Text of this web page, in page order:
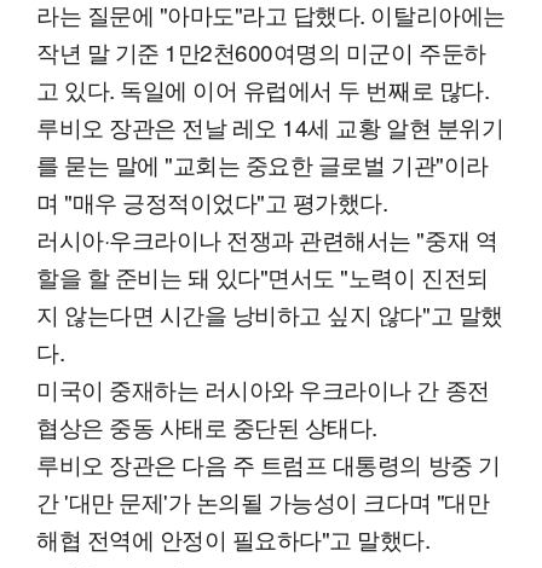
라는 질문에 "아마도"라고 답했다. 이탈리아에는
작년 말 기준 1만2천600여명의 미군이 주둔하
고 있다. 독일에 이어 유럽에서 두 번째로 많다.
루비오 장관은 전날 레오 14세 교황 알현 분위기
를 묻는 말에 "교회는 중요한 글로벌 기관"이라
며 "매우 긍정적이었다"고 평가했다.
러시아·우크라이나 전쟁과 관련해서는 "중재 역
할을 할 준비는 돼 있다"면서도 "노력이 진전되
지 않는다면 시간을 낭비하고 싶지 않다"고 말했
다.
미국이 중재하는 러시아와 우크라이나 간 종전
협상은 중동 사태로 중단된 상태다.
루비오 장관은 다음 주 트럼프 대통령의 방중 기
간 '대만 문제'가 논의될 가능성이 크다며 "대만
해협 전역에 안정이 필요하다"고 말했다.